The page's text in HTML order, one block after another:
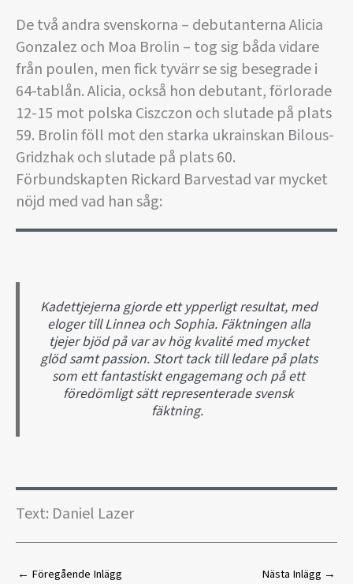
De två andra svenskorna – debutanterna Alicia
Gonzalez och Moa Brolin – tog sig båda vidare
från poulen, men fick tyvärr se sig besegrade i
64-tablån. Alicia, också hon debutant, förlorade
12-15 mot polska Ciszczon och slutade på plats
59. Brolin föll mot den starka ukrainskan Bilous-
Gridzhak och slutade på plats 60.
Förbundskapten Rickard Barvestad var mycket
nöjd med vad han såg:
Kadettjejerna gjorde ett ypperligt resultat, med
eloger till Linnea och Sophia. Fäktningen alla
tjejer bjöd på var av hög kvalité med mycket
glöd samt passion. Stort tack till ledare på plats
som ett fantastiskt engagemang och på ett
föredömligt sätt representerade svensk
fäktning.
Text: Daniel Lazer
← Föregående Inlägg Nästa Inlägg →